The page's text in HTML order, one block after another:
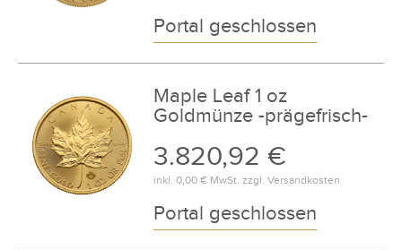
Portal geschlossen
Maple Leaf 1 oz
Goldmünze -prägefrisch-
3.820,92 €
inkl. 0,00 €MwSt. zzgl. Versandkosten
Portal geschlossen